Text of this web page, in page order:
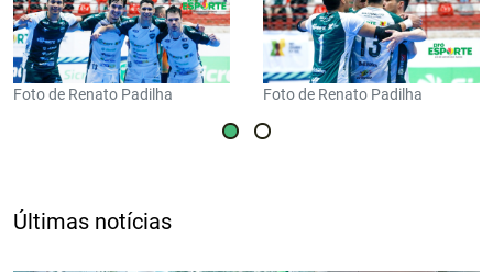
Foto de Renato Padilha Foto de Renato Padilha
Últimas notícias